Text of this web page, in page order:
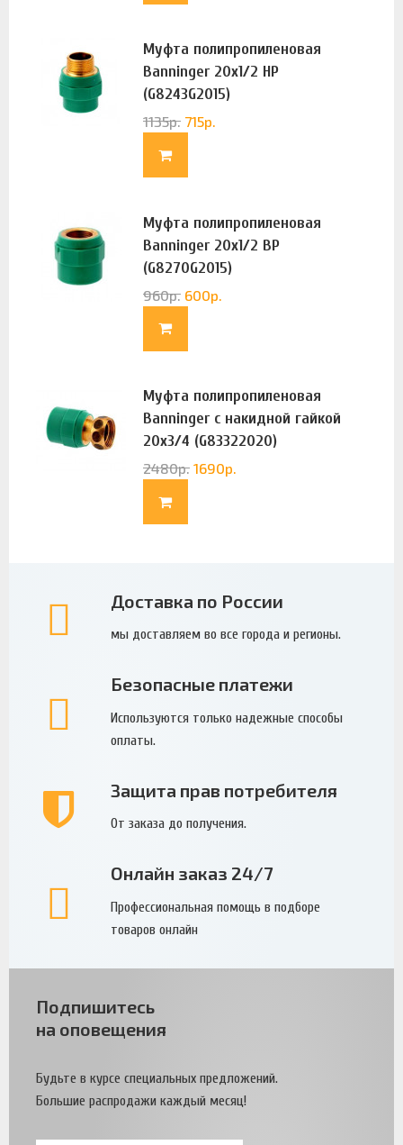
Муфта полипропиленовая
Banninger 20х1/2 НР
(G8243G2015)
1135р. 715р.
Муфта полипропиленовая
Banninger 20х1/2 ВР
(G8270G2015)
960р. 600р.
Муфта полипропиленовая
Banninger с накидной гайкой
20х3/4 (G83322020)
2480р. 1690р.
Доставка по России
мы доставляем во все города и регионы.
Безопасные платежи
Используются только надежные способы
оплаты.
Защита прав потребителя
От заказа до получения.
Онлайн заказ 24/7
Профессиональная помощь в подборе
товаров онлайн
Подпишитесь
на оповещения
Будьте в курсе специальных предложений.
Большие распродажи каждый месяц!